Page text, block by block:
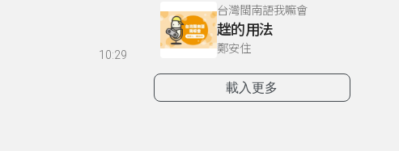
10:29
台灣閩南語我嘛會
趖的用法
鄭安住
載入更多